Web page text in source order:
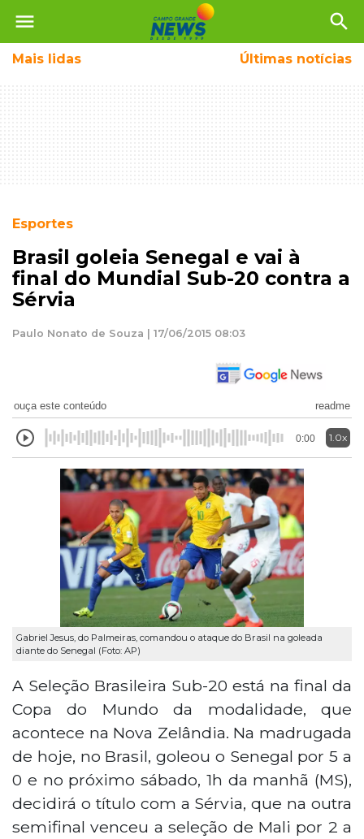
menu search
Mais lidas Últimas notícias
Esportes
Brasil goleia Senegal e vai à
final do Mundial Sub-20 contra a
Sérvia
Paulo Nonato de Souza | 17/06/2015 08:03
ouça este conteúdo readme
0:00 1.0x
Gabriel Jesus, do Palmeiras, comandou o ataque do Brasil na goleada
diante do Senegal (Foto: AP)
A Seleção Brasileira Sub-20 está na final da
Copa do Mundo da modalidade, que
acontece na Nova Zelândia. Na madrugada
de hoje, no Brasil, goleou o Senegal por 5 a
0 e no próximo sábado, 1h da manhã (MS),
decidirá o título com a Sérvia, que na outra
semifinal venceu a seleção de Mali por 2 a